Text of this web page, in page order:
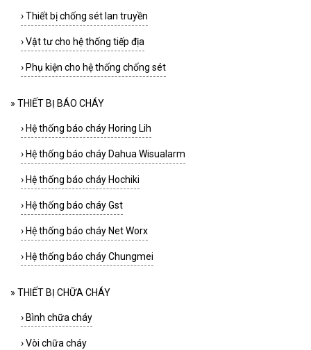
›Thiết bị chống sét lan truyền
›Vật tư cho hệ thống tiếp địa
› Phụ kiện cho hệ thống chống sét
» THIẾT BỊ BÁO CHÁY
› Hệ thống báo cháy Horing Lih
› Hệ thống báo cháy Dahua Wisualarm
› Hệ thống báo cháy Hochiki
› Hệ thống báo cháy Gst
› Hệ thống báo cháy Net Worx
› Hệ thống báo cháy Chungmei
» THIẾT BỊ CHỮA CHÁY
› Bình chữa cháy
›Vòi chữa cháy